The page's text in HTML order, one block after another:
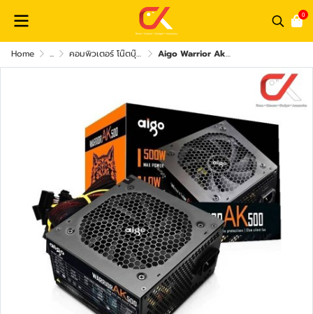
0
Home ... คอมพิวเตอร์ โน๊ตบุ๊ค และ อุปกรณ์คอม Aigo Warrior Ak500 500W Power Supply พาวเวอร์ซัพพลาย